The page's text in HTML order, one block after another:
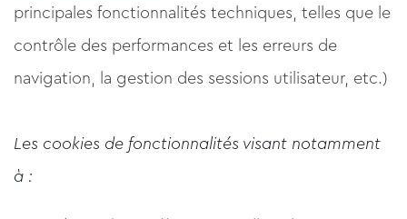
principales fonctionnalités techniques, telles que le
contrôle des performances et les erreurs de
navigation, la gestion des sessions utilisateur, etc.)
Les cookies de fonctionnalités visant notamment
à :